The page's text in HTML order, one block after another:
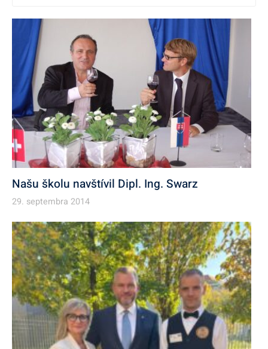
Našu školu navštívil Dipl. Ing. Swarz
29. septembra 2014